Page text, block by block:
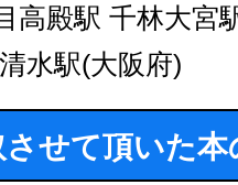
高殿駅 千林大宮
水駅(大阪府)
せて頂いた本